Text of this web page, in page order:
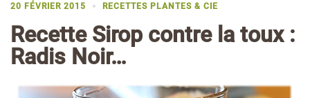
20 FÉVRIER 2015 RECETTES PLANTES & CIE
Recette Sirop contre la toux :
Radis Noir…